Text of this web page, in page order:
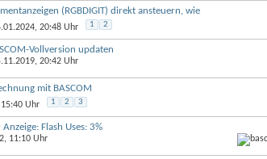
(RGBDIGIT) direkt ansteuern, wie
20:48 Uhr 1 2
Vollversion updaten
20:42 Uhr
mit BASCOM
Uhr 1 2 3
Flash Uses: 3%
11:10 Uhr